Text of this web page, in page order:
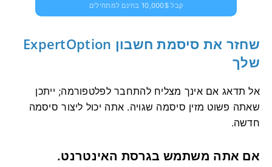
קבל 10,000$ בחינם למתחילים
שחזר את סיסמת חשבון ExpertOption
שלך
אל תדאג אם אינך מצליח להתחבר לפלטפורמה; ייתכן
שאתה פשוט מזין סיסמה שגויה. אתה יכול ליצור סיסמה
חדשה.
אם אתה משתמש בגרסת האינטרנט.